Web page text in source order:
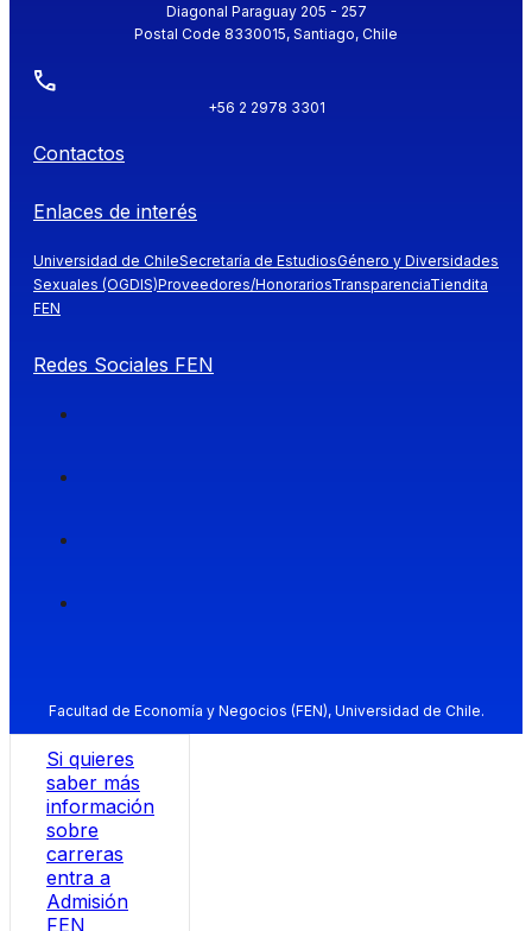
Diagonal Paraguay 205 - 257
Postal Code 8330015, Santiago, Chile
+56 2 2978 3301
Contactos
Enlaces de interés
Universidad de ChileSecretaría de EstudiosGénero y Diversidades
Sexuales (OGDIS)Proveedores/HonorariosTransparenciaTiendita
FEN
Redes Sociales FEN
Facultad de Economía y Negocios (FEN), Universidad de Chile.
Si quieres
saber más
información
sobre
carreras
entra a
Admisión
FEN